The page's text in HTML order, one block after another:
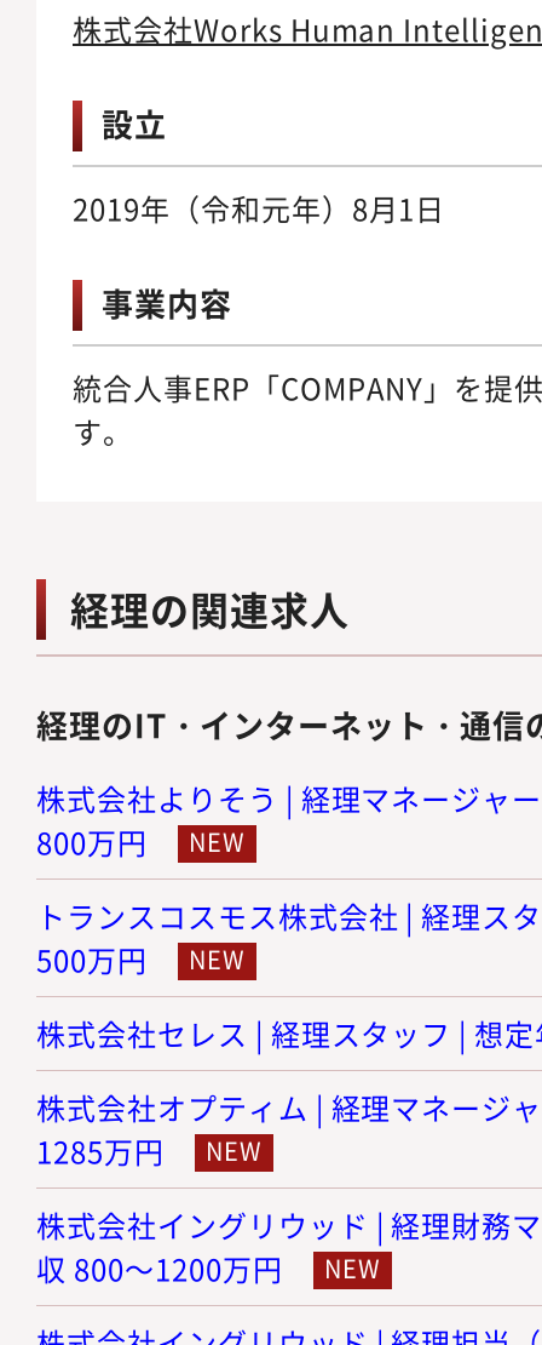
株式会社Works Human
設立
2019年（令和元年）8月1日
事業内容
統合人事ERP「COMPANY」を提
す。
経理の関連求人
経理のIT・インターネット・通信
株式会社よりそう | 経理マネージャ
800万円
トランスコスモス株式会社 | 経理ス
500万円
株式会社セレス | 経理スタッフ | 想
株式会社オプティム | 経理マネージ
1285万円
株式会社イングリウッド | 経理財務
収 800～1200万円